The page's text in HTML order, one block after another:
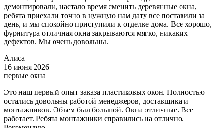
демонтировали, настало время сменить деревянные окна,
ребята приехали точно в нужную нам дату все поставили за
день, и мы спокойно приступили к отделке дома. Все хорошо,
фурнитура отличная окна закрываются мягко, никаких
дефектов. Мы очень довольны.
Алиса
16 июня 2026
первые окна
Это наш первый опыт заказа пластиковых окон. Полностью
остались довольны работой менеджеров, доставщика и
монтажников. Объем был большой. Окна отличные. Все
работает. Ребята монтажники справились на отлично.